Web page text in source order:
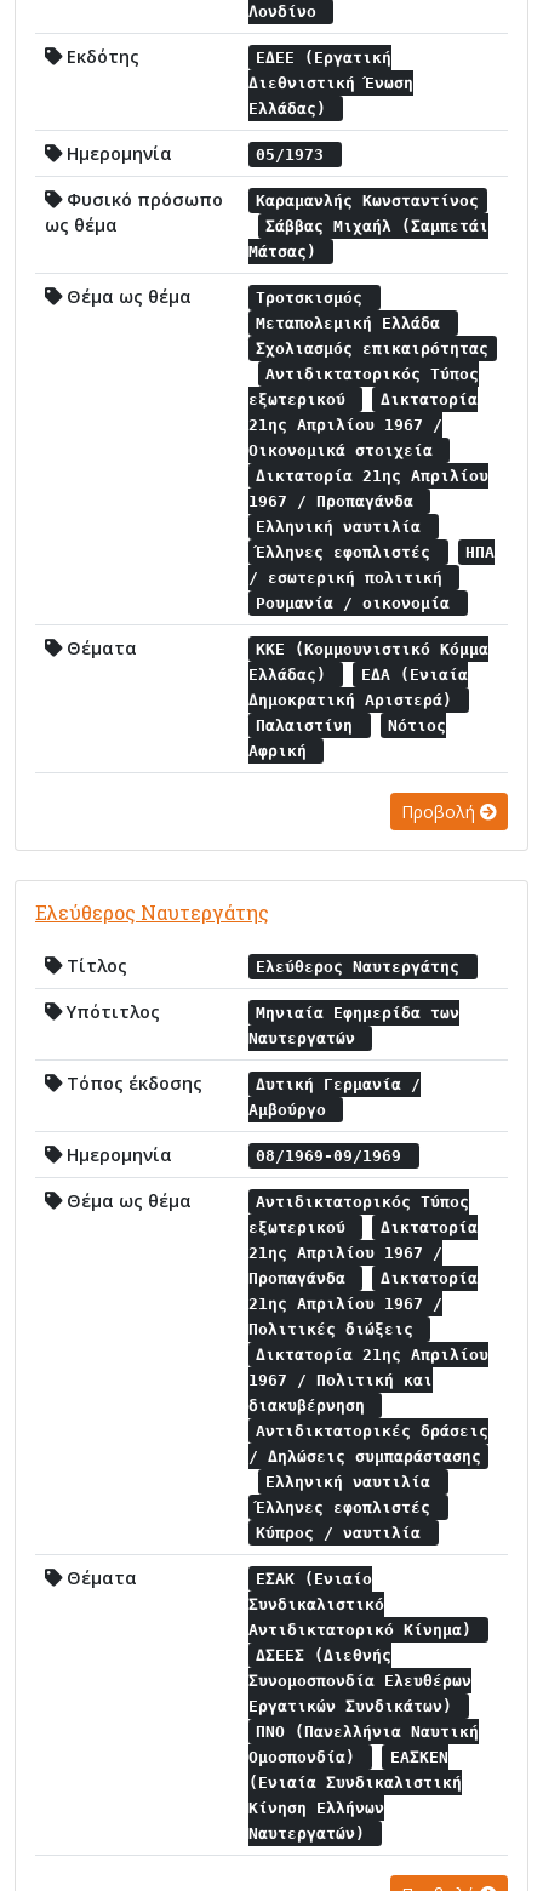
Λονδίνο
Εκδότης
ΕΔΕΕ (Εργατική
Διεθνιστική Ένωση
Ελλάδας)
Ημερομηνία 05/1973
Φυσικό πρόσωπο
ως θέμα
Καραμανλής Κωνσταντίνος
Σάββας Μιχαήλ (Σαμπετάι
Μάτσας)
Θέμα ως θέμα
Τροτσκισμός
Μεταπολεμική Ελλάδα
Σχολιασμός επικαιρότητας
Αντιδικτατορικός Τύπος
εξωτερικού
Δικτατορία
21ης Απριλίου 1967 /
Οικονομικά στοιχεία
Δικτατορία 21ης Απριλίου
1967 / Προπαγάνδα
Ελληνική ναυτιλία
Έλληνες εφοπλιστές
ΗΠΑ
/ εσωτερική πολιτική
Ρουμανία / οικονομία
Θέματα
ΚΚΕ (Κομμουνιστικό Κόμμα
Ελλάδας)
ΕΔΑ (Ενιαία
Δημοκρατική Αριστερά)
Παλαιστίνη
Νότιος
Αφρική
Προβολή
Ελεύθερος Ναυτεργάτης
Τίτλος Ελεύθερος Ναυτεργάτης
Υπότιτλος
Μηνιαία Εφημερίδα των
Ναυτεργατών
Τόπος έκδοσης
Δυτική Γερμανία /
Αμβούργο
Ημερομηνία 08/1969-09/1969
Θέμα ως θέμα
Αντιδικτατορικός Τύπος
εξωτερικού
Δικτατορία
21ης Απριλίου 1967 /
Προπαγάνδα
Δικτατορία
21ης Απριλίου 1967 /
Πολιτικές διώξεις
Δικτατορία 21ης Απριλίου
1967 / Πολιτική και
διακυβέρνηση
Αντιδικτατορικές δράσεις
/ Δηλώσεις συμπαράστασης
Ελληνική ναυτιλία
Έλληνες εφοπλιστές
Κύπρος / ναυτιλία
Θέματα
ΕΣΑΚ (Ενιαίο
Συνδικαλιστικό
Αντιδικτατορικό Κίνημα)
ΔΣΕΕΣ (Διεθνής
Συνομοσπονδία Ελευθέρων
Εργατικών Συνδικάτων)
ΠΝΟ (Πανελλήνια Ναυτική
Ομοσπονδία)
ΕΑΣΚΕΝ
(Ενιαία Συνδικαλιστική
Κίνηση Ελλήνων
Ναυτεργατών)